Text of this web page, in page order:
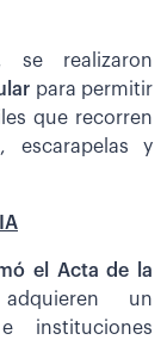
realizaron
para permitir
que recorren
escarapelas y
el Acta de la
un
instituciones